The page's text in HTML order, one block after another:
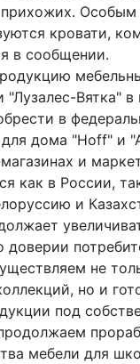
прихожих.
кровати,
в сообщении.
"Лузалес-Вятка"
в
дома "Hoff" и
и
как в России,
и
доверии
не
но и
под
мебели для